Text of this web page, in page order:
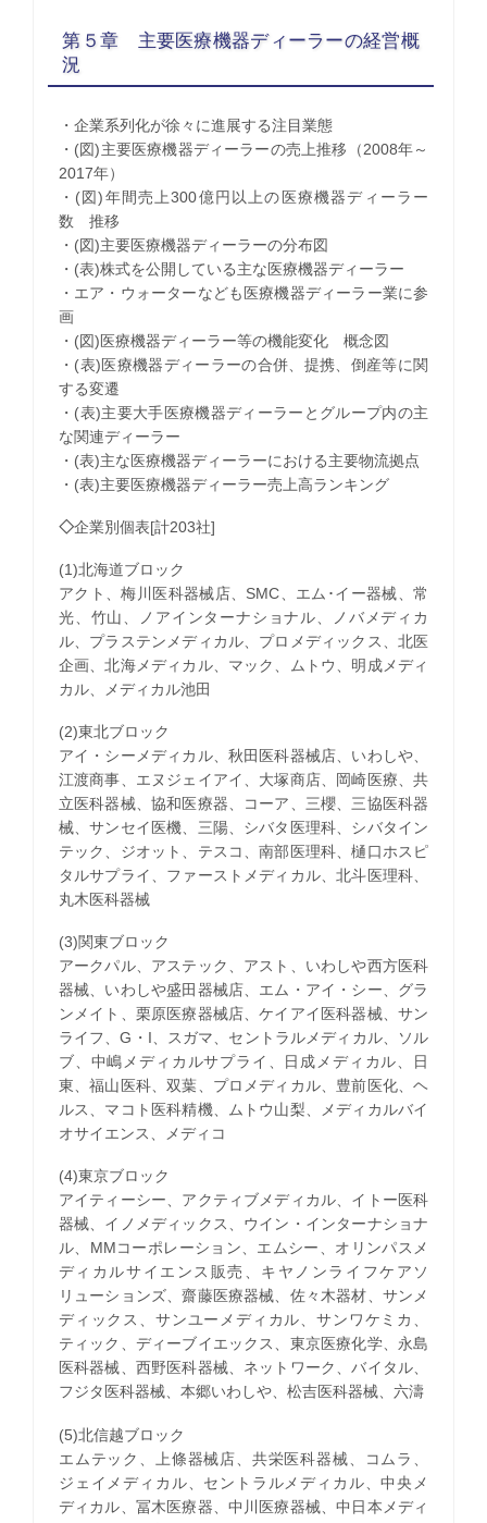
第５章 主要医療機器ディーラーの経営概
況
・企業系列化が徐々に進展する注目業態
・(図)主要医療機器ディーラーの売上推移（2008年～
2017年）
・(図)年間売上300億円以上の医療機器ディーラー
数 推移
・(図)主要医療機器ディーラーの分布図
・(表)株式を公開している主な医療機器ディーラー
・エア・ウォーターなども医療機器ディーラー業に参
画
・(図)医療機器ディーラー等の機能変化 概念図
・(表)医療機器ディーラーの合併、提携、倒産等に関
する変遷
・(表)主要大手医療機器ディーラーとグループ内の主
な関連ディーラー
・(表)主な医療機器ディーラーにおける主要物流拠点
・(表)主要医療機器ディーラー売上高ランキング
◇企業別個表[計203社]
(1)北海道ブロック
アクト、梅川医科器械店、SMC、エム･イー器械、常
光、竹山、ノアインターナショナル、ノバメディカ
ル、プラステンメディカル、プロメディックス、北医
企画、北海メディカル、マック、ムトウ、明成メディ
カル、メディカル池田
(2)東北ブロック
アイ・シーメディカル、秋田医科器械店、いわしや、
江渡商事、エヌジェイアイ、大塚商店、岡崎医療、共
立医科器械、協和医療器、コーア、三櫻、三協医科器
械、サンセイ医機、三陽、シバタ医理科、シバタイン
テック、ジオット、テスコ、南部医理科、樋口ホスピ
タルサプライ、ファーストメディカル、北斗医理科、
丸木医科器械
(3)関東ブロック
アークパル、アステック、アスト、いわしや西方医科
器械、いわしや盛田器械店、エム・アイ・シー、グラ
ンメイト、栗原医療器械店、ケイアイ医科器械、サン
ライフ、G・I、スガマ、セントラルメディカル、ソル
ブ、中嶋メディカルサプライ、日成メディカル、日
東、福山医科、双葉、プロメディカル、豊前医化、ヘ
ルス、マコト医科精機、ムトウ山梨、メディカルバイ
オサイエンス、メディコ
(4)東京ブロック
アイティーシー、アクティブメディカル、イトー医科
器械、イノメディックス、ウイン・インターナショナ
ル、MMコーポレーション、エムシー、オリンパスメ
ディカルサイエンス販売、キヤノンライフケアソ
リューションズ、齋藤医療器械、佐々木器材、サンメ
ディックス、サンユーメディカル、サンワケミカ、
ティック、ディーブイエックス、東京医療化学、永島
医科器械、西野医科器械、ネットワーク、バイタル、
フジタ医科器械、本郷いわしや、松吉医科器械、六濤
(5)北信越ブロック
エムテック、上條器械店、共栄医科器械、コムラ、
ジェイメディカル、セントラルメディカル、中央メ
ディカル、冨木医療器、中川医療器械、中日本メディ